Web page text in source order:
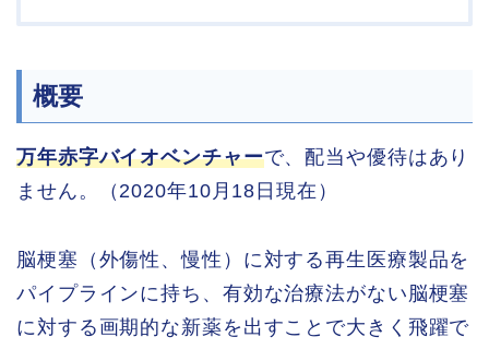
概要
万年赤字バイオベンチャーで、配当や優待はあり
ません。（2020年10月18日現在）
脳梗塞（外傷性、慢性）に対する再生医療製品を
パイプラインに持ち、有効な治療法がない脳梗塞
に対する画期的な新薬を出すことで大きく飛躍で